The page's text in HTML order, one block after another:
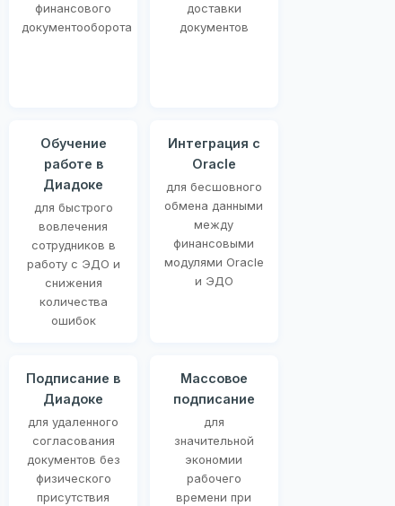
финансового
документооборота
доставки
документов
Обучение
работе в
Диадоке
для быстрого
вовлечения
сотрудников в
работу с ЭДО и
снижения
количества
ошибок
Интеграция с
Oracle
для бесшовного
обмена данными
между
финансовыми
модулями Oracle
и ЭДО
Подписание в
Диадоке
для удаленного
согласования
документов без
физического
присутствия
Массовое
подписание
для
значительной
экономии
рабочего
времени при